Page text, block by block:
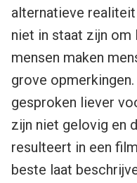
alternatieve
niet in staat zijn om
mensen maken
grove
gesproken liever
zijn niet gelovig en
resulteert in een
beste laat